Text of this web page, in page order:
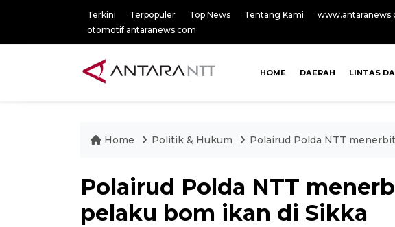
Terkini Terpopuler Top News Tentang Kami
otomotif.antaranews.com
HOME DAERAH LINTAS
Home Politik & Hukum Polairud Polda NTT
Polairud Polda NTT
pelaku bom ikan di Sikka